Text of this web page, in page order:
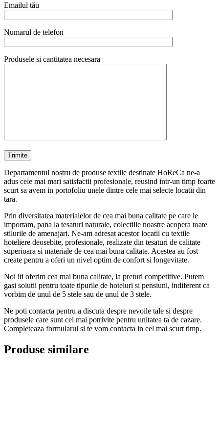
Emailul tău
Numarul de telefon
Produsele si cantitatea necesara
Departamentul nostru de produse textile destinate HoReCa ne-a
adus cele mai mari satisfactii profesionale, reusind intr-un timp foarte
scurt sa avem in portofoliu unele dintre cele mai selecte locatii din
tara.
Prin diversitatea materialelor de cea mai buna calitate pe care le
importam, pana la tesaturi naturale, colectiile noastre acopera toate
stilurile de amenajari. Ne-am adresat acestor locatii cu textile
hoteliere deosebite, profesionale, realizate din tesaturi de calitate
superioara si materiale de cea mai buna calitate. Acestea au fost
create pentru a oferi un nivel optim de confort si longevitate.
Noi iti oferim cea mai buna calitate, la preturi competitive. Putem
gasi solutii pentru toate tipurile de hoteluri si pensiuni, indiferent ca
vorbim de unul de 5 stele sau de unul de 3 stele.
Ne poti contacta pentru a discuta despre nevoile tale si despre
produsele care sunt cel mai potrivite pentru unitatea ta de cazare.
Completeaza formularul si te vom contacta in cel mai scurt timp.
Produse similare